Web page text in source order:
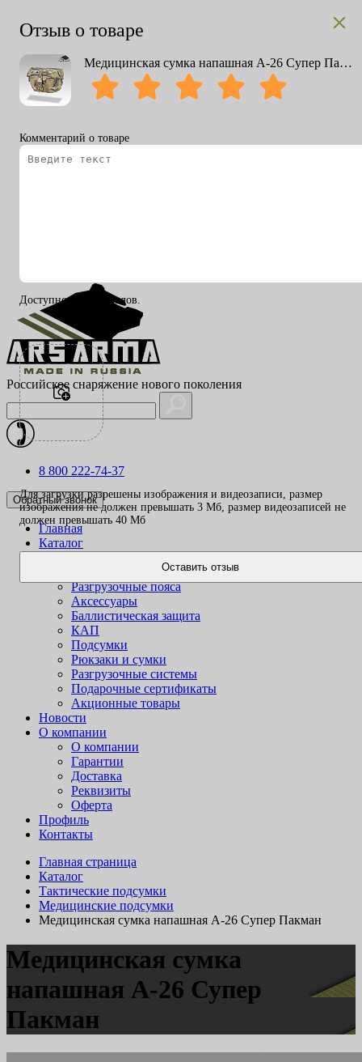
Российское снаряжение нового поколения
8 800 222-74-37
Обратный звонок
Главная
Каталог
Разгрузочные пояса
Аксессуары
Баллистическая защита
КАП
Подсумки
Рюкзаки и сумки
Разгрузочные системы
Подарочные сертификаты
Акционные товары
Новости
О компании
О компании
Гарантии
Доставка
Реквизиты
Оферта
Профиль
Контакты
Главная страница
Каталог
Тактические подсумки
Медицинские подсумки
Медицинская сумка напашная А-26 Супер Пакман
Медицинская сумка
напашная А-26 Супер
Пакман
Отзыв о товаре
Медицинская сумка напашная А-26 Супер Пакман
Комментарий о товаре
Доступно 200 символов.
Для загрузки разрешены изображения и видеозаписи, размер
изображения не должен превышать 3 Mб, размер видеозаписей не
должен превышать 40 Mб
Оставить отзыв